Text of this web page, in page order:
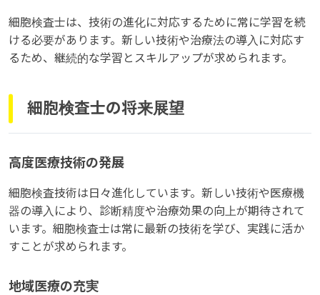
細胞検査士は、技術の進化に対応するために常に学習を続
ける必要があります。新しい技術や治療法の導入に対応す
るため、継続的な学習とスキルアップが求められます。
細胞検査士の将来展望
高度医療技術の発展
細胞検査技術は日々進化しています。新しい技術や医療機
器の導入により、診断精度や治療効果の向上が期待されて
います。細胞検査士は常に最新の技術を学び、実践に活か
すことが求められます。
地域医療の充実